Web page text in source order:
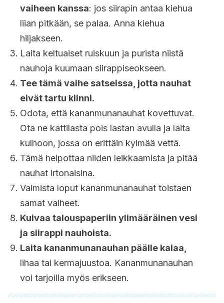
vaiheen kanssa: jos siirapin antaa kiehua
liian pitkään, se palaa. Anna kiehua
hiljakseen.
Laita keltuaiset ruiskuun ja purista niistä
nauhoja kuumaan siirappiseokseen.
Tee tämä vaihe satseissa, jotta nauhat
eivät tartu kiinni.
Odota, että kananmunanauhat kovettuvat.
Ota ne kattilasta pois lastan avulla ja laita
kulhoon, jossa on erittäin kylmää vettä.
Tämä helpottaa niiden leikkaamista ja pitää
nauhat irtonaisina.
Valmista loput kananmunanauhat toistaen
samat vaiheet.
Kuivaa talouspaperiin ylimääräinen vesi
ja siirappi nauhoista.
Laita kananmunanauhan päälle kalaa,
lihaa tai kermajuustoa. Kananmunanauhan
voi tarjoilla myös erikseen.